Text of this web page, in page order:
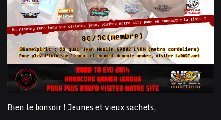
Bien le bonsoir ! Jeunes et vieux sachets,